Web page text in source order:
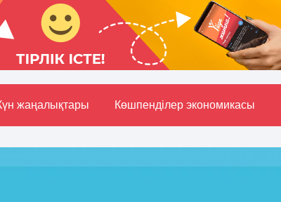
жаңалықтары Көшпенділер экономикасы